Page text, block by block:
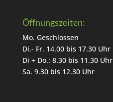
Öffnungszeiten:
Mo. Geschlossen
Di.- Fr. 14.00 bis 17.30 Uhr
Di + Do.: 8.30 bis 11.30 Uhr
Sa. 9.30 bis 12.30 Uhr